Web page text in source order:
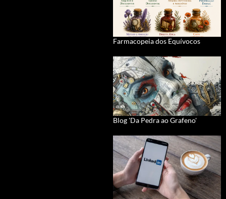
Farmacopeia dos Equívocos
Blog 'Da Pedra ao Grafeno'